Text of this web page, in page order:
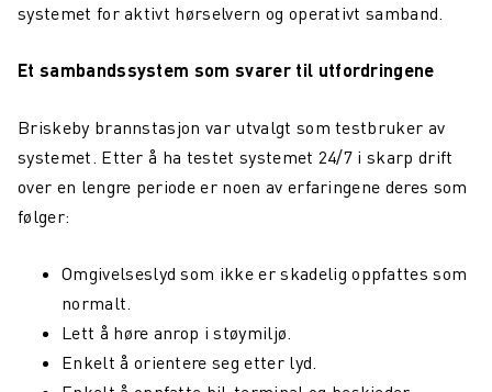
Northcom og Politiet har signert ny rammeavtale for
Northcom blir med i Nokia Global Partner Program
Valkyrje by Northcom
Northcom deltar på World Maritime Forum
Northcom kjøper det finske tek-selskapet Portalify
Northcom har levert komplett nettverksløsning til Boreal
systemet for aktivt hørselvern og operativt samband.
Et sambandssystem som svarer til utfordringene
Briskeby brannstasjon var utvalgt som testbruker av
systemet. Etter å ha testet systemet 24/7 i skarp drift
over en lengre periode er noen av erfaringene deres som
følger:
Omgivelseslyd som ikke er skadelig oppfattes som
normalt.
Lett å høre anrop i støymiljø.
Enkelt å orientere seg etter lyd.